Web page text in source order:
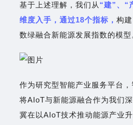
基于上述理解，我们从“建”、“
维度入手，通过18个指标， 构
数绿融合新能源发展指数的模型
作为研究型智能产业服务平台，
将AIoT与新能源融合作为我们
冀在以AIoT技术推动能源产业